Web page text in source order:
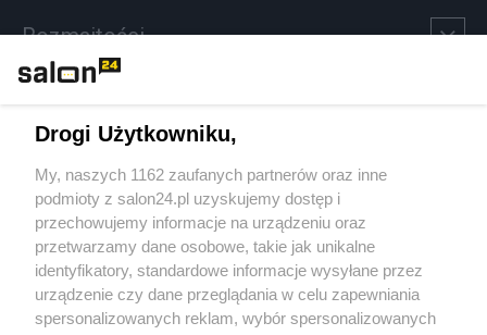
Rozmaitości
Sport
Społeczeństwo
Kultura
Drogi Użytkowniku,
My, naszych 1162 zaufanych partnerów oraz inne
podmioty z salon24.pl uzyskujemy dostęp i
przechowujemy informacje na urządzeniu oraz
przetwarzamy dane osobowe, takie jak unikalne
identyfikatory, standardowe informacje wysyłane przez
urządzenie czy dane przeglądania w celu zapewniania
spersonalizowanych reklam, wybór spersonalizowanych